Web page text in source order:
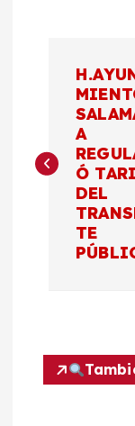
v
e
A
Ó
DEL
TE